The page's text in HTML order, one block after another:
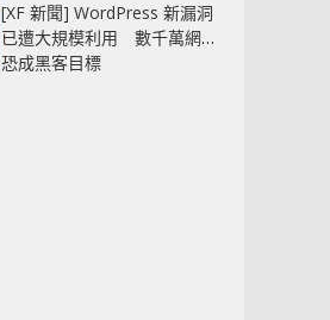
[XF 新聞] WordPress 新漏洞
已遭大規模利用 數千萬網站
恐成黑客目標